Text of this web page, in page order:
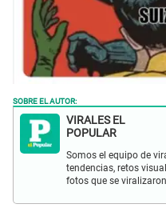
SOBRE EL AUTOR:
VIRALES EL
POPULAR
Somos el equipo de
tendencias, retos
fotos que se